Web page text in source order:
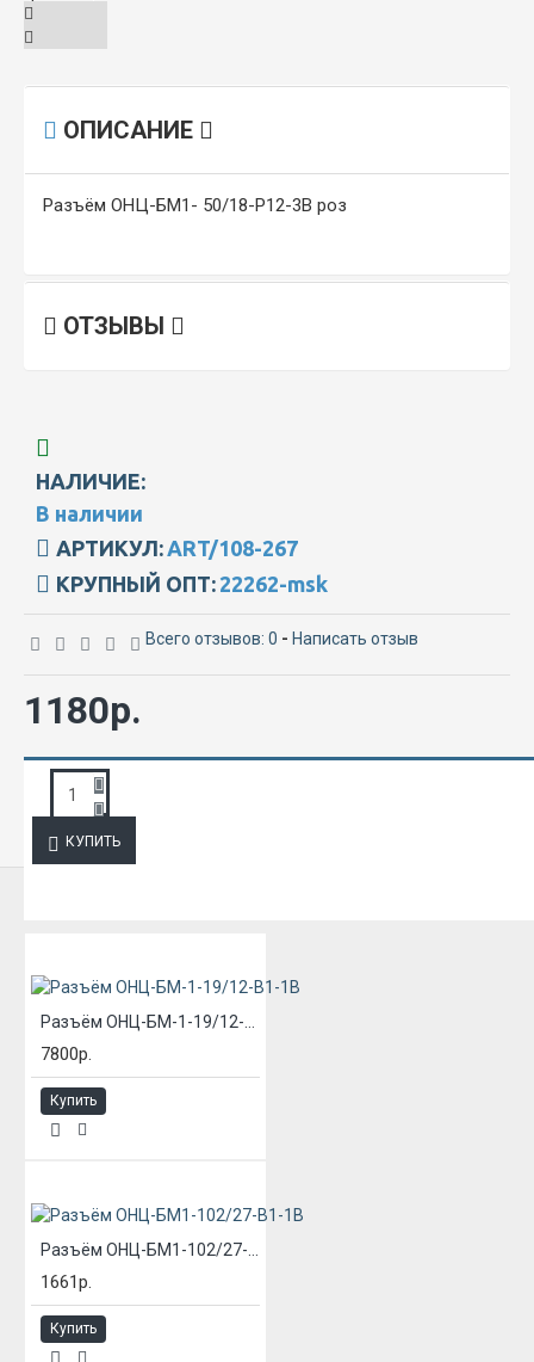
ОПИСАНИЕ
Разъём ОНЦ-БМ1- 50/18-Р12-3В роз
ОТЗЫВЫ
НАЛИЧИЕ:
В наличии
АРТИКУЛ: ART/108-267
КРУПНЫЙ ОПТ: 22262-msk
Всего отзывов: 0 - Написать отзыв
1180р.
КУПИТЬ
7800р.
Купить
1661р.
Купить